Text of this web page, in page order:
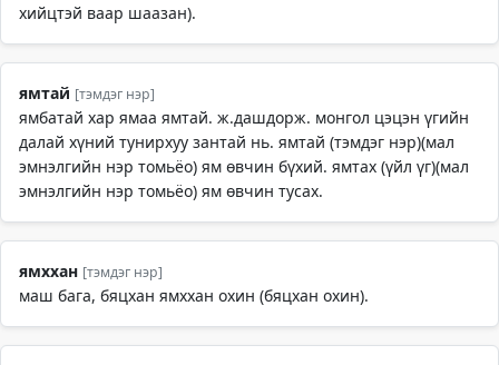
хийцтэй ваар шаазан).
ямтай [тэмдэг нэр]
ямбатай хар ямаа ямтай. ж.дашдорж. монгол цэцэн үгийн
далай хүний тунирхуу зантай нь. ямтай (тэмдэг нэр)(мал
эмнэлгийн нэр томьёо) ям өвчин бүхий. ямтах (үйл үг)(мал
эмнэлгийн нэр томьёо) ям өвчин тусах.
ямххан [тэмдэг нэр]
маш бага, бяцхан ямххан охин (бяцхан охин).